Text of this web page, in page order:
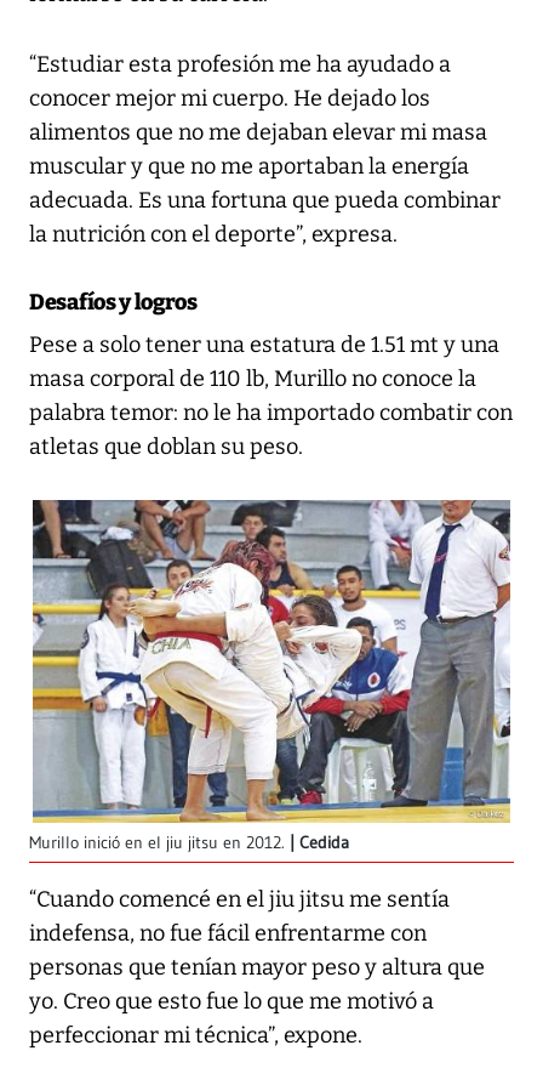
“Estudiar esta profesión me ha ayudado a
conocer mejor mi cuerpo. He dejado los
alimentos que no me dejaban elevar mi masa
muscular y que no me aportaban la energía
adecuada. Es una fortuna que pueda combinar
la nutrición con el deporte”, expresa.
Desafíos y logros
Pese a solo tener una estatura de 1.51 mt y una
masa corporal de 110 lb, Murillo no conoce la
palabra temor: no le ha importado combatir con
atletas que doblan su peso.
Murillo inició en el jiu jitsu en 2012. Cedida
“Cuando comencé en el jiu jitsu me sentía
indefensa, no fue fácil enfrentarme con
personas que tenían mayor peso y altura que
yo. Creo que esto fue lo que me motivó a
perfeccionar mi técnica”, expone.